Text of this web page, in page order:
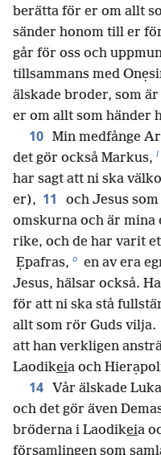
berätta för er om allt
sänder honom till er
går för oss och
tillsammans med
älskade broder, som
er om allt som händer
10 Min medfånge
det gör också Markus, l
har sagt att ni ska
er), 11
och Jesus
omskurna och är mina
rike, och de har varit
Ẹpafras, o en av era
Jesus, hälsar också.
för att ni ska stå
allt som rör Guds vilja.
att han verkligen
Laodikeia och
14 Vår älskade
och det gör även
bröderna i Laodikeia
församlingen som